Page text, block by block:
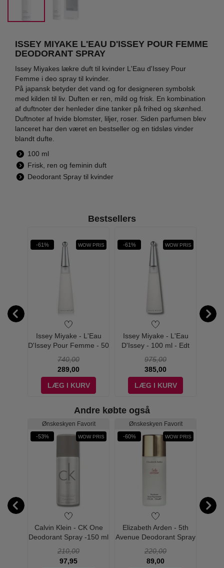
ISSEY MIYAKE L'EAU D'ISSEY POUR FEMME
DEODORANT SPRAY
Issey Miyakes lækre duft til kvinder L'Eau d'Issey Pour
Femme i deo spray til kvinder.
På japansk betyder det vand og for designeren symbolsk
med kilden til liv. Duften er ren, mild og frisk. En kombination
af duftnoter der henleder dine tanker på frihed og skønhed.
Duftnoter af hvide blomster, liljer, roser. Siden parfumen blev
lanceret har den været en bestseller og en tidsløs vinder
blandt dufte.
100 ml
Frisk, ren og feminin duft
Deodorant Spray til kvinder
Bestsellers
-61% WOW PRIS
Issey Miyake - L'Eau
D'Issey Pour Femme - 50
740,00
289,00
LÆG I KURV
-61% WOW PRIS
Issey Miyake - L'Eau
D'Issey - 100 ml - Edt
975,00
385,00
LÆG I KURV
Andre købte også
Ønskeskyen Favorit
-53% WOW PRIS
Calvin Klein - CK One
Deodorant Spray -150 ml
210,00
97,95
Ønskeskyen Favorit
-60% WOW PRIS
Elizabeth Arden - 5th
Avenue Deodorant Spray
220,00
89,00